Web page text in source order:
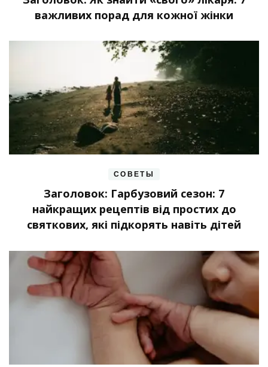
важливих порад для кожної жінки
СОВЕТЫ
Заголовок: Гарбузовий сезон: 7
найкращих рецептів від простих до
святкових, які підкорять навіть дітей